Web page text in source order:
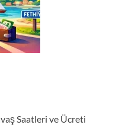
Saatleri ve Ücreti